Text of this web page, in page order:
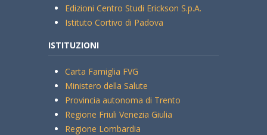
Edizioni Centro Studi Erickson S.p.A.
Istituto Cortivo di Padova
ISTITUZIONI
Carta Famiglia FVG
Ministero della Salute
Provincia autonoma di Trento
Regione Friuli Venezia Giulia
Regione Lombardia